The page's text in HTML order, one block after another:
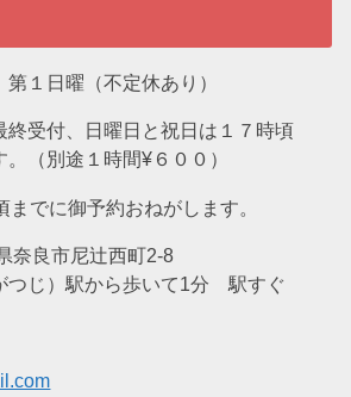
１日曜（不定休あり）
終受付、日曜日と祝日は１７時頃
（別途１時間¥６００）
でに御予約おねがします。
良市尼辻西町2-8
つじ）駅から歩いて1分 駅すぐ